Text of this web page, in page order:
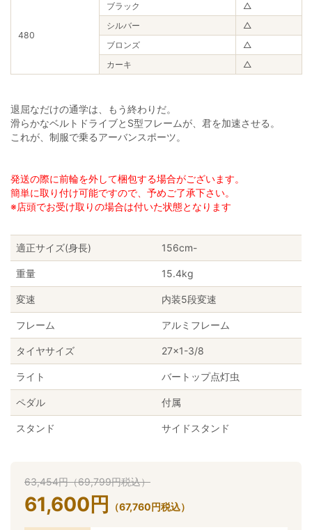
480
ブラック
△
シルバー
△
ブロンズ
△
カーキ
△
退屈なだけの通学は、もう終わりだ。
滑らかなベルトドライブとS型フレームが、君を加速させる。
これが、制服で乗るアーバンスポーツ。
発送の際に前輪を外して梱包する場合がございます。
簡単に取り付け可能ですので、予めご了承下さい。
※店頭でお受け取りの場合は付いた状態となります
適正サイズ(身長) 156cm-
重量 15.4kg
変速 内装5段変速
フレーム アルミフレーム
タイヤサイズ 27×1-3/8
ライト バートップ点灯虫
ペダル 付属
スタンド サイドスタンド
63,454円（69,799円税込）
61,600 円 （67,760円税込）